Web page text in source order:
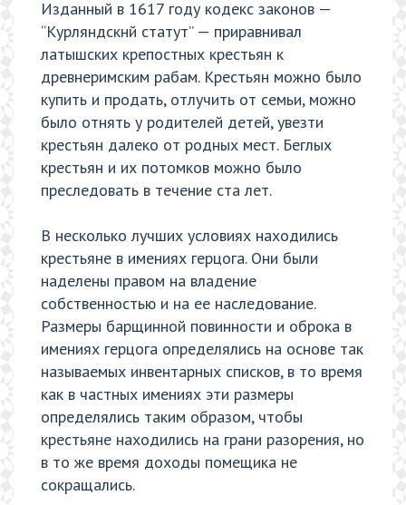
Изданный в 1617 году кодекс законов —
“Курляндскнй статут” — приравнивал
латышских крепостных крестьян к
древнеримским рабам. Крестьян можно было
купить и продать, отлучить от семьи, можно
было отнять у родителей детей, увезти
крестьян далеко от родных мест. Беглых
крестьян и их потомков можно было
преследовать в течение ста лет.
В несколько лучших условиях находились
крестьяне в имениях герцога. Они были
наделены правом на владение
собственностью и на ее наследование.
Размеры барщинной повинности и оброка в
имениях герцога определялись на основе так
называемых инвентарных списков, в то время
как в частных имениях эти размеры
определялись таким образом, чтобы
крестьяне находились на грани разорения, но
в то же время доходы помещика не
сокращались.